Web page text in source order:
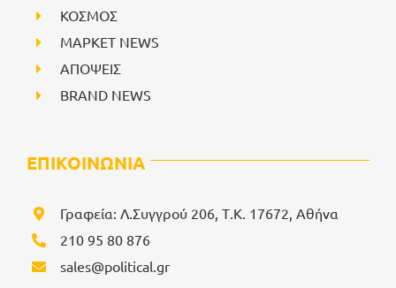
ΚΟΣΜΟΣ
ΜΑΡΚΕΤ NEWS
ΑΠΟΨΕΙΣ
BRAND NEWS
ΕΠΙΚΟΙΝΩΝΙΑ
Γραφεία: Λ.Συγγρού 206, Τ.Κ. 17672, Αθήνα
210 95 80 876
sales@political.gr